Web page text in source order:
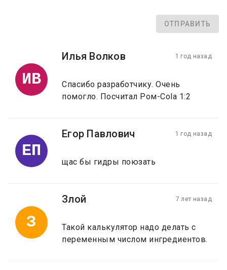
ОТПРАВИТЬ
ИВ
Илья Волков 1 год назад
Спасибо разработчику. Очень
помогло. Посчитал Ром-Cola 1:2
ЕП
Егор Павлович 1 год назад
щас бы гидры поюзать
З
Злой 7 лет назад
Такой калькулятор надо делать с
переменным числом ингредиентов.